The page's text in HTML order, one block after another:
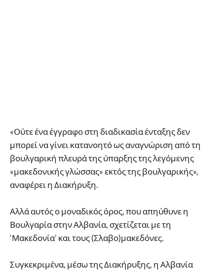
«Ούτε ένα έγγραφο στη διαδικασία ένταξης δεν
μπορεί να γίνει κατανοητό ως αναγνώριση από τη
βουλγαρική πλευρά της ύπαρξης της λεγόμενης
«μακεδονικής γλώσσας» εκτός της βουλγαρικής»,
αναφέρει η Διακήρυξη.
Αλλά αυτός ο μοναδικός όρος, που απηύθυνε η
Βουλγαρία στην Αλβανία, σχετίζεται με τη
‘Μακεδονία’ και τους (Σλαβο)μακεδόνες.
Συγκεκριμένα, μέσω της Διακήρυξης, η Αλβανία